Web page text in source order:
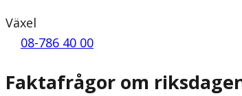
Växel
08-786 40 00
Faktafrågor om